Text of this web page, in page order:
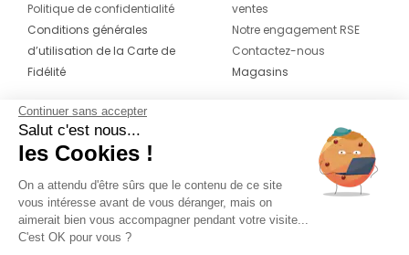
Politique de confidentialité
Conditions générales
d’utilisation de la Carte de
Fidélité
ventes
Notre engagement RSE
Contactez-nous
Magasins
CONTACT
04 42 20 78 42
Du lundi au jeudi de 8h30 à 16h30 & le
vendredi de 8h30 à 15h30
Continuer sans accepter
Salut c'est nous...
les Cookies !
On a attendu d'être sûrs que le contenu de ce site
vous intéresse avant de vous déranger, mais on
aimerait bien vous accompagner pendant votre visite...
C'est OK pour vous ?